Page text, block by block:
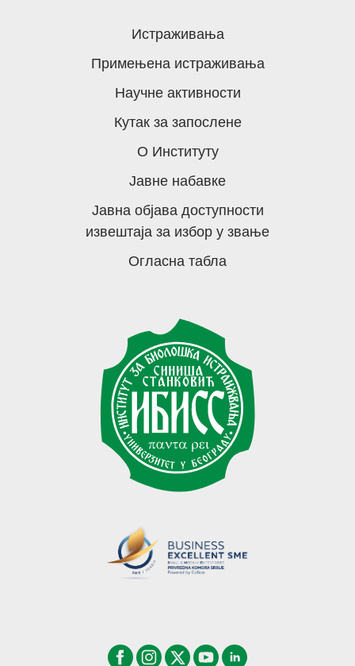
Истраживања
Примењена истраживања
Научне активности
Кутак за запослене
О Институту
Јавне набавке
Јавна објава доступности
извештаја за избор у звање
Огласна табла